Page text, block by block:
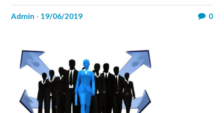
admin - 19/06/2019 0